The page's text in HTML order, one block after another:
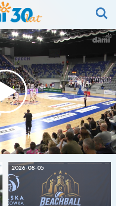
2026-08-05